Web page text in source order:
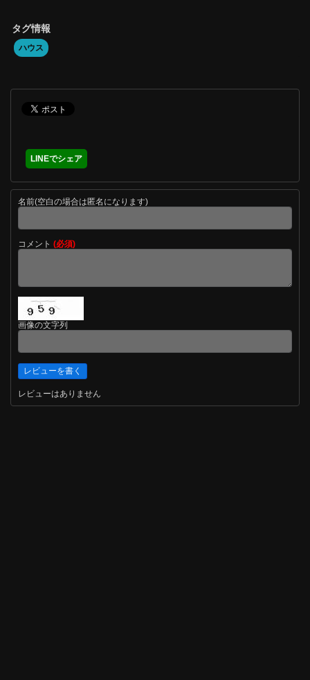
タグ情報
ハウス
LINEでシェア
名前(空白の場合は匿名になります)
コメント (必須)
画像の文字列
レビューはありません